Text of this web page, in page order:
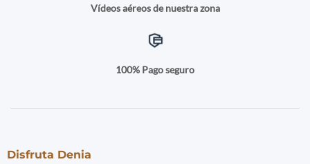
Vídeos aéreos de nuestra zona
100% Pago seguro
Disfruta Denia